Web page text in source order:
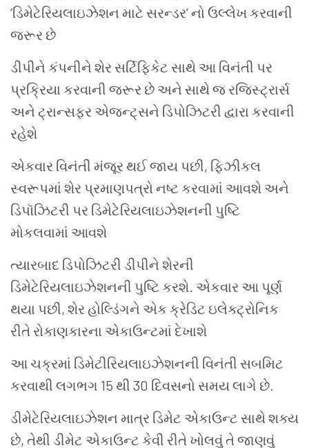
‘ડિમેટેરિયલાઇઝેશન માટે સરન્ડર‘ નો ઉલ્લેખ કરવાની
જરૂર છે
ડીપીને કંપનીને શેર સર્ટિફિકેટ સાથે આ વિનંતી પર
પ્રક્રિયા કરવાની જરૂર છે અને સાથે જ રજિસ્ટ્રાર્સ
અને ટ્રાન્સફર એજન્ટ્સને ડિપોઝિટરી દ્વારા કરવાની
રહેશે
એકવાર વિનંતી મંજૂર થઈ જાય પછી, ફિઝીકલ
સ્વરૂપમાં શેર પ્રમાણપત્રો નષ્ટ કરવામાં આવશે અને
ડિપૉઝિટરી પર ડિમેટેરિયલાઇઝેશનની પુષ્ટિ
મોકલવામાં આવશે
ત્યારબાદ ડિપોઝિટરી ડીપીને શેરની
ડિમેટેરિયલાઇઝેશનની પુષ્ટિ કરશે. એકવાર આ પૂર્ણ
થયા પછી, શેર હોલ્ડિંગને એક ક્રેડિટ ઇલેક્ટ્રોનિક
રીતે રોકાણકારના એકાઉન્ટમાં દેખાશે
આ ચક્રમાં ડિમેટીરિયલાઇઝેશનની વિનંતી સબમિટ
કરવાથી લગભગ 15 થી 30 દિવસનો સમય લાગે છે.
ડીમેટેરિયલાઇઝેશન માત્ર ડિમેટ એકાઉન્ટ સાથે શક્ય
છે, તેથી ડીમેટ એકાઉન્ટ કેવી રીતે ખોલવું તે જાણવું